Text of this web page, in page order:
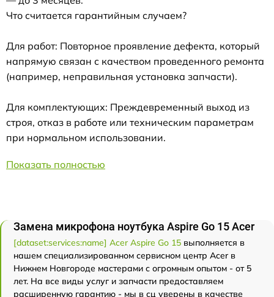
Что считается гарантийным случаем?
Для работ: Повторное проявление дефекта, который
напрямую связан с качеством проведенного ремонта
(например, неправильная установка запчасти).
Для комплектующих: Преждевременный выход из
строя, отказ в работе или техническим параметрам
при нормальном использовании.
Показать полностью
Замена микрофона ноутбука Aspire Go 15 Acer
[dataset:services:name] Acer Aspire Go 15 выполняется в
нашем специализированном сервисном центр Acer в
Нижнем Новгороде мастерами с огромным опытом - от 5
лет. На все виды услуг и запчасти предоставляем
расширенную гарантию - мы в сц уверены в качестве